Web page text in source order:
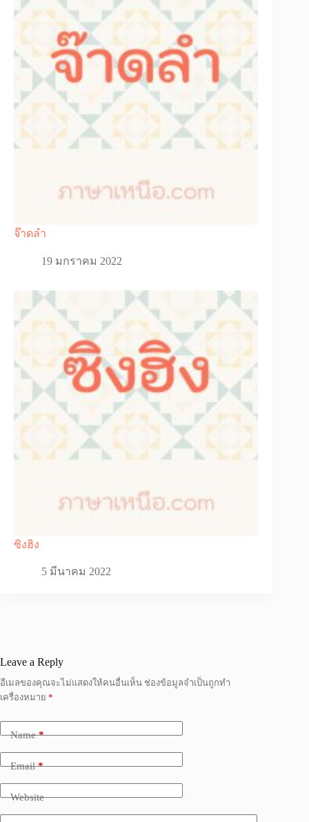
จ๊าดลำ
19 มกราคม 2022
ซิงฮิง
5 มีนาคม 2022
Leave a Reply
อีเมลของคุณจะไม่แสดงให้คนอื่นเห็น ช่องข้อมูลจำเป็นถูกทำ
เครื่องหมาย *
Name*
Email*
Website